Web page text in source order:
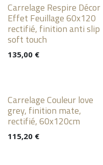
Carrelage Respire Décor
Effet Feuillage 60x120
rectifié, finition anti slip
soft touch
135,00 €
Carrelage Couleur love
grey, finition mate,
rectifié, 60x120cm
115,20 €